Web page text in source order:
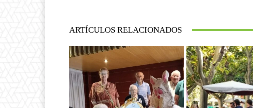
ARTÍCULOS RELACIONADOS